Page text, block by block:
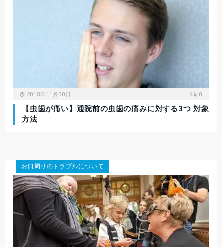
2018年11月30日 0
【虫歯が痛い】通院前の虫歯の痛みに対する3つ 対象
方法
お口周りのトラブルについて